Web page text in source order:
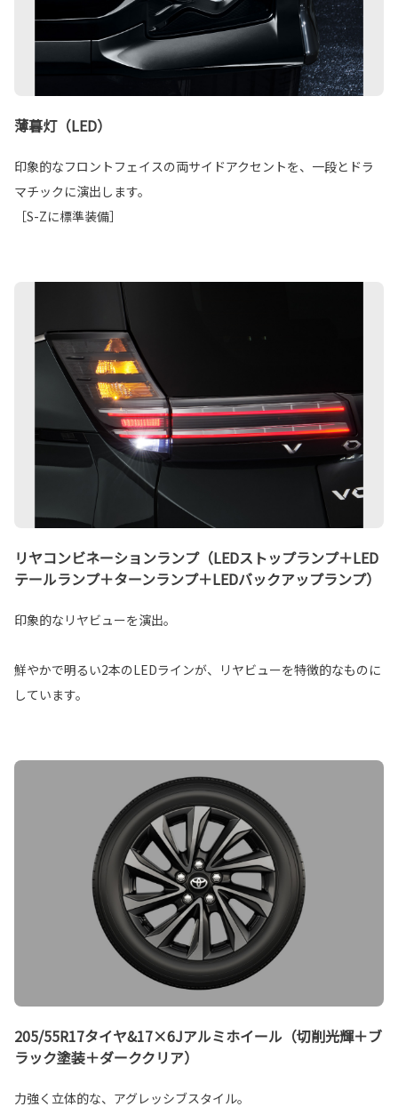
薄暮灯（LED）
印象的なフロントフェイスの両サイドアクセントを、一段とドラ
マチックに演出します。
［S-Zに標準装備］
リヤコンビネーションランプ（LEDストップランプ＋LED
テールランプ＋ターンランプ＋LEDバックアップランプ）
印象的なリヤビューを演出。
鮮やかで明るい2本のLEDラインが、リヤビューを特徴的なものに
しています。
205/55R17タイヤ&17×6Jアルミホイール（切削光輝＋ブ
ラック塗装＋ダーククリア）
力強く立体的な、アグレッシブスタイル。